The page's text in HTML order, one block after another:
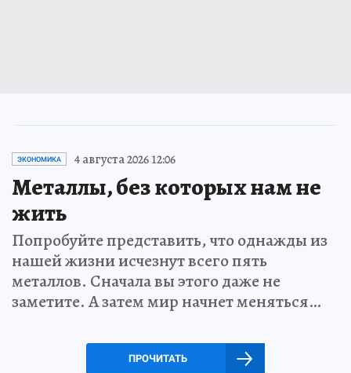
ЭКОНОМИКА 4 августа 2026 12:06
Металлы, без которых нам не
жить
Попробуйте представить, что однажды из
нашей жизни исчезнут всего пять
металлов. Сначала вы этого даже не
заметите. А затем мир начнет меняться…
ПРОЧИТАТЬ